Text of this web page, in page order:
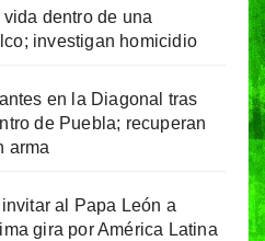
dentro de una
investigan homicidio
en la Diagonal tras
de Puebla; recuperan
arma
al Papa León a
gira por América Latina